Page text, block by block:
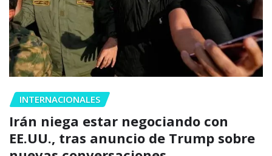
INTERNACIONALES
Irán niega estar negociando con
EE.UU., tras anuncio de Trump sobre